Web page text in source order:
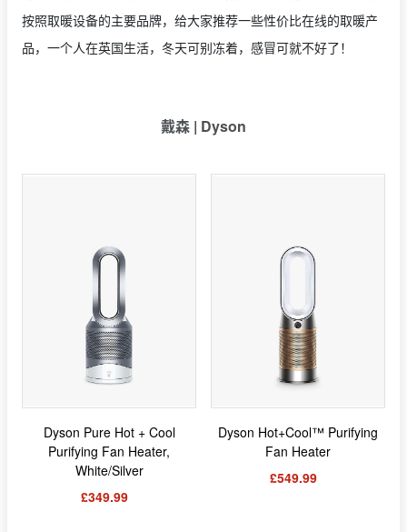
按照取暖设备的主要品牌，给大家推荐一些性价比在线的取暖产
品，一个人在英国生活，冬天可别冻着，感冒可就不好了！
戴森 | Dyson
Dyson Pure Hot + Cool
Purifying Fan Heater,
White/Silver
£349.99
Dyson Hot+Cool™ Purifying
Fan Heater
£549.99